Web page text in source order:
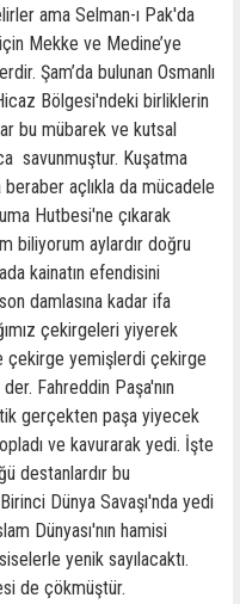
ama Selman-ı Pak'da
Mekke ve Medine’ye
Şam’da bulunan Osmanlı
Bölgesi'ndeki birliklerin
bu mübarek ve kutsal
savunmuştur. Kuşatma
açlıkla da mücadele
Hutbesi'ne çıkarak
biliyorum aylardır doğru
kainatın efendisini
damlasına kadar ifa
çekirgeleri yiyerek
çekirge yemişlerdi çekirge
Fahreddin Paşa'nın
gerçekten paşa yiyecek
ve kavurarak yedi. İşte
destanlardır bu
Dünya Savaşı'nda yedi
Dünyası'nın hamisi
yenik sayılacaktı.
de çökmüştür.